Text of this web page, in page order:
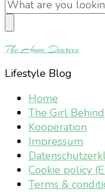
Something?
The Anna Diaries
Lifestyle Blog
Home
The Girl Behind
Kooperation
Impressum
Cookie policy
Terms &